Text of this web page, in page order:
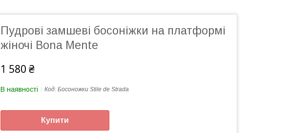
Пудрові замшеві босоніжки на платформі
жіночі Bona Mente
1 580 ₴
В наявності Код: Босоножки Stile de Strada
Купити